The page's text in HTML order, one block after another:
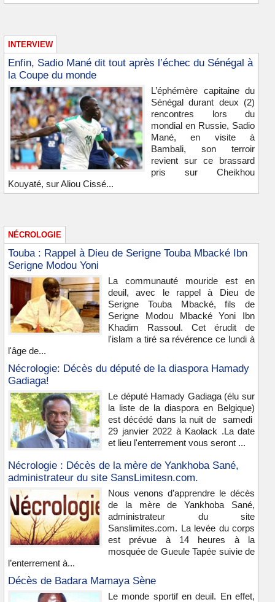
INTERVIEW
Enfin, Sadio Mané dit tout après l’échec du Sénégal à
la Coupe du monde
L’éphémère capitaine du
Sénégal durant deux (2)
rencontres lors du
mondial en Russie, Sadio
Mané, en visite à
Bambali, son terroir
revient sur ce brassard
pris sur Cheikhou
Kouyaté, sur Aliou Cissé...
NÉCROLOGIE
Touba : Rappel à Dieu de Serigne Touba Mbacké Ibn
Serigne Modou Yoni
La communauté mouride est en
deuil, avec le rappel à Dieu de
Serigne Touba Mbacké, fils de
Serigne Modou Mbacké Yoni Ibn
Khadim Rassoul. Cet érudit de
l'islam a tiré sa révérence ce lundi à
l'âge de...
Nécrologie: Décès du député de la diaspora Hamady
Gadiaga!
Le député Hamady Gadiaga (élu sur
la liste de la diaspora en Belgique)
est décédé dans la nuit de samedi
29 janvier 2022 à Kaolack .La date
et lieu l'enterrement vous seront ...
Nécrologie : Décès de la mère de Yankhoba Sané,
administrateur du site SansLimitesn.com.
Nous venons d’apprendre le décès
de la mère de Yankhoba Sané,
administrateur du site
Sanslimites.com. La levée du corps
est prévue à 14 heures à la
mosquée de Gueule Tapée suivie de
l’enterrement à...
Décès de Badara Mamaya Sène
Le monde sportif en deuil. En effet,